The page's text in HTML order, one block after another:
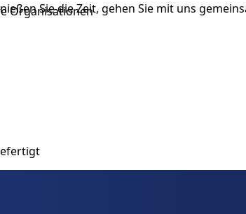
Organisationen
Sie die Zeit, gehen Sie mit uns